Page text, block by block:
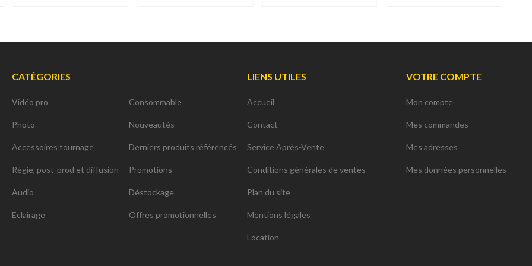
CATÉGORIES
Vidéo pro
Photo
Accessoires tournage
Régie, post-prod et diffusion
Audio
Eclairage
Consommable
Nouveautés
Derniers produits référencés
Promotions
Déstockage
Offres promotionnelles
LIENS UTILES
Accueil
Contact
Service Après-Vente
Conditions générales de ventes
Plan du site
Mentions légales
Location
VOTRE COMPTE
Mon compte
Mes commandes
Mes adresses
Mes données personnelles